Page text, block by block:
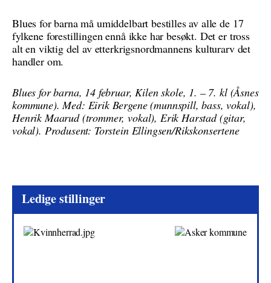
Blues for barna må umiddelbart bestilles av alle de 17
fylkene forestillingen ennå ikke har besøkt. Det er tross
alt en viktig del av etterkrigsnordmannens kulturarv det
handler om.
Blues for barna, 14 februar, Kilen skole, 1. – 7. kl (Åsnes
kommune). Med: Eirik Bergene (munnspill, bass, vokal),
Henrik Maarud (trommer, vokal), Erik Harstad (gitar,
vokal). Produsent: Torstein Ellingsen/Rikskonsertene
Ledige stillinger